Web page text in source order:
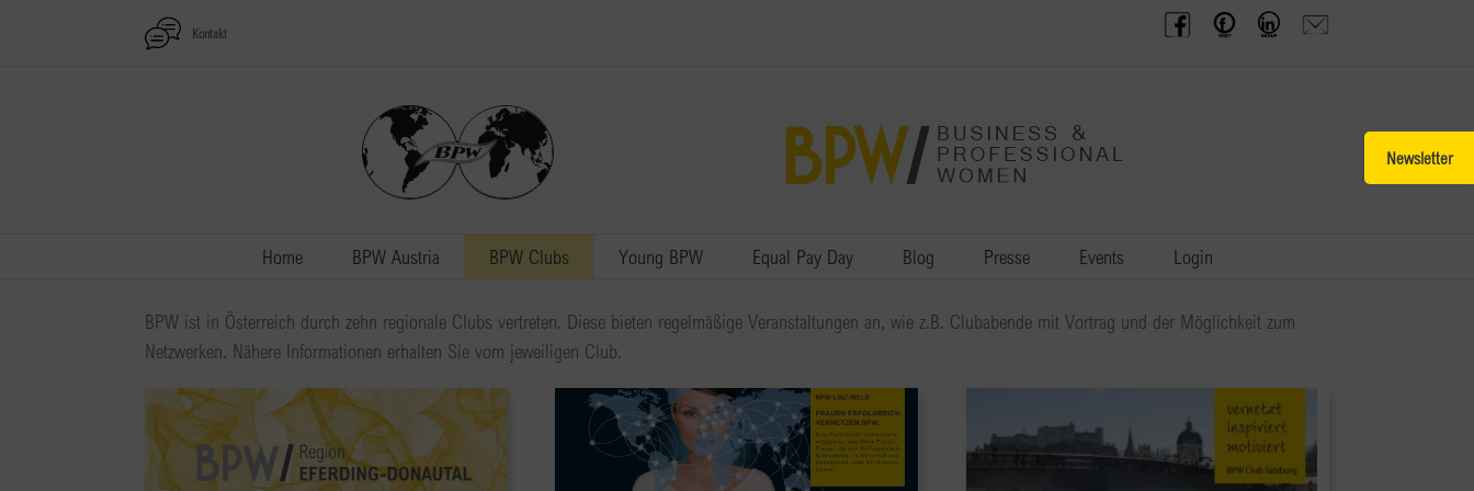
Kontakt
BPW
Austria
Offenes
Frauennetzwerk
BPW
Gruppe
Anfrage
schicken
Home BPW Austria BPW Clubs Young BPW Equal Pay Day Blog Presse Events Login
BPW ist in Österreich durch zehn regionale Clubs vertreten. Diese bieten regelmäßige Veranstaltungen an, wie z.B. Clubabende mit Vortrag und der Möglichkeit zum
Netzwerken. Nähere Informationen erhalten Sie vom jeweiligen Club.
Sliding